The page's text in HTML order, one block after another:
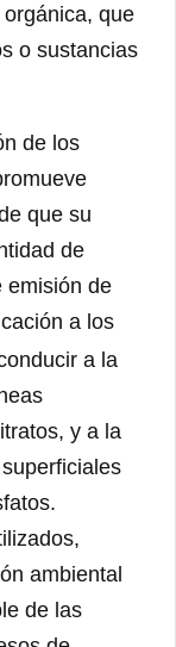
que
o sustancias
de los
que su
de
emisión de
a los
a la
y a la
ambiental
de las